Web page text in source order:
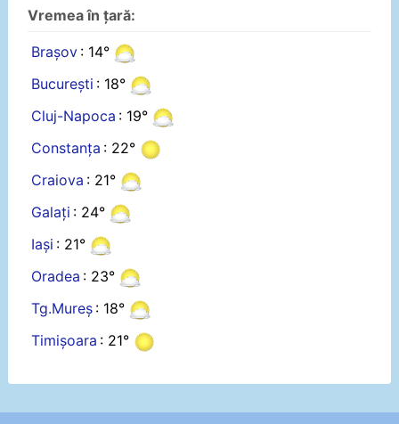
Vremea în țară:
Brașov : 14°
București : 18°
Cluj-Napoca : 19°
Constanța : 22°
Craiova : 21°
Galați : 24°
Iași : 21°
Oradea : 23°
Tg.Mureș : 18°
Timișoara : 21°